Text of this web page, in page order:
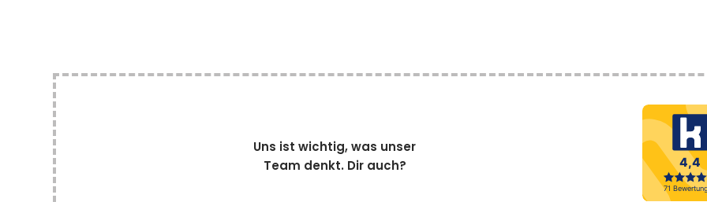
Uns ist wichtig, was unser
Team denkt. Dir auch?